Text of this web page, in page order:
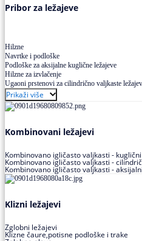
Pribor za ležajeve
Hilzne
Navrtke i podloške
Podloške za aksijalne kuglične ležajeve
Hilzne za izvlačenje
Ugaoni prstenovi za cilindrično valjkaste
Prikaži više
Kombinovani ležajevi
Kombinovano igličasto valjkasti -
Kombinovano igličasto valjkasti -
Kombinovano igličasto valjkasti -
Klizni ležajevi
Zglobni ležajevi
Klizne čaure,potisne podloške i trake